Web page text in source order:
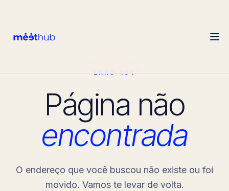
ERRO 404
Página não
encontrada
O endereço que você buscou não existe ou foi
movido. Vamos te levar de volta.